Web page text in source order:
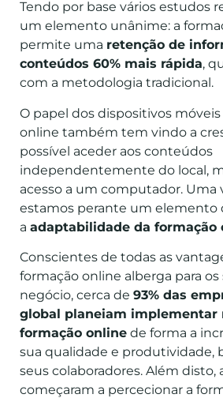
Tendo por base vários estudos
um elemento unânime: a
permite uma retenção de
conteúdos 60% mais rápida,
com a metodologia tradicional.
O papel dos dispositivos
online também tem vindo a
possível aceder aos conteúdos
independentemente do local,
acesso a um computador. Uma
estamos perante um elemento
a adaptabilidade da formação
Conscientes de todas as
formação online alberga para
negócio, cerca de 93% das
global planeiam implementar
formação online de forma a
sua qualidade e produtividade,
seus colaboradores. Além disto,
começaram a percecionar a